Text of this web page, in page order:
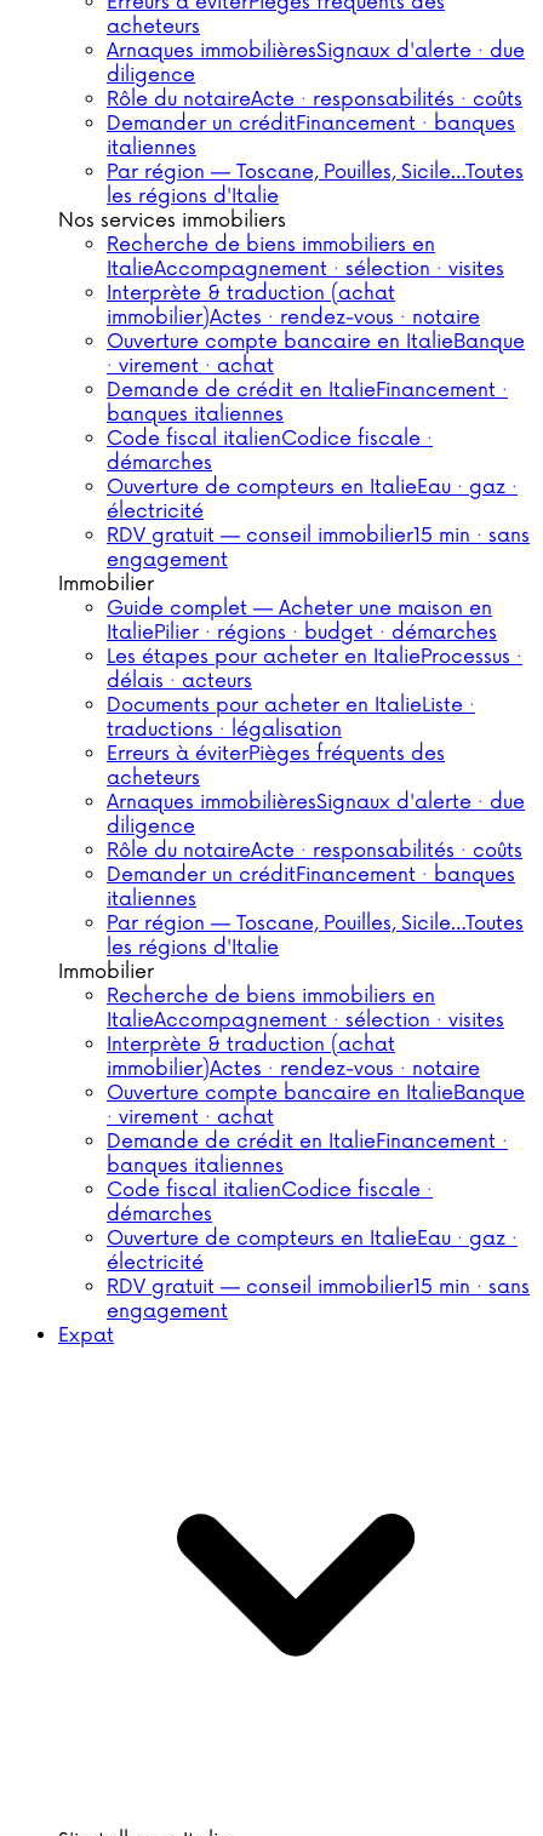
acheteurs
Arnaques immobilièresSignaux d'alerte · due
diligence
Rôle du notaireActe · responsabilités · coûts
Demander un créditFinancement · banques
italiennes
Par région — Toscane, Pouilles, Sicile…Toutes
les régions d'Italie
Nos services immobiliers
Recherche de biens immobiliers en
ItalieAccompagnement · sélection · visites
Interprète & traduction (achat
immobilier)Actes · rendez-vous · notaire
Ouverture compte bancaire en ItalieBanque
· virement · achat
Demande de crédit en ItalieFinancement ·
banques italiennes
Code fiscal italienCodice fiscale ·
démarches
Ouverture de compteurs en ItalieEau · gaz ·
électricité
RDV gratuit — conseil immobilier15 min · sans
engagement
Immobilier
Guide complet — Acheter une maison en
ItaliePilier · régions · budget · démarches
Les étapes pour acheter en ItalieProcessus ·
délais · acteurs
Documents pour acheter en ItalieListe ·
traductions · légalisation
Erreurs à éviterPièges fréquents des
acheteurs
Arnaques immobilièresSignaux d'alerte · due
diligence
Rôle du notaireActe · responsabilités · coûts
Demander un créditFinancement · banques
italiennes
Par région — Toscane, Pouilles, Sicile…Toutes
les régions d'Italie
Immobilier
Recherche de biens immobiliers en
ItalieAccompagnement · sélection · visites
Interprète & traduction (achat
immobilier)Actes · rendez-vous · notaire
Ouverture compte bancaire en ItalieBanque
· virement · achat
Demande de crédit en ItalieFinancement ·
banques italiennes
Code fiscal italienCodice fiscale ·
démarches
Ouverture de compteurs en ItalieEau · gaz ·
électricité
RDV gratuit — conseil immobilier15 min · sans
engagement
Expat